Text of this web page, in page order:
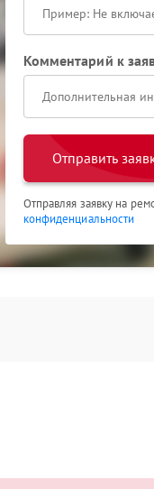
Комментарий к
Отправить
Отправляя заявку на
конфиденциальности